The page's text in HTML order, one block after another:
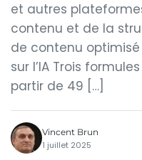
et autres
contenu et de la
de contenu
sur l’IA Trois
partir de 49 […]
Vincent Brun
1 juillet 2025